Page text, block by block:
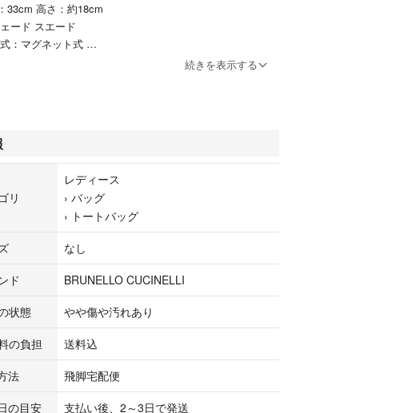
33cm 高さ：約18cm
ード スエード
：マグネット式
ディション
り。
スレ/汚れがあり。
側に汚れがあり。
がございます。
品はラクマ公式パートナーの株式会社LIFE TIME ラクマ店
品されています。
続きを表示する
リ
レディース
› バッグ
› トートバッグ
なし
ド
BRUNELLO CUCINELLI
状態
やや傷や汚れあり
の負担
送料込
法
飛脚宅配便
の目安
支払い後、2～3日で発送